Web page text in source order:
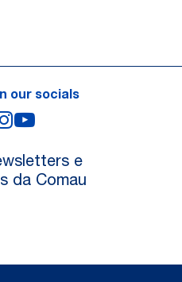
our socials
Instagram
e
da Comau